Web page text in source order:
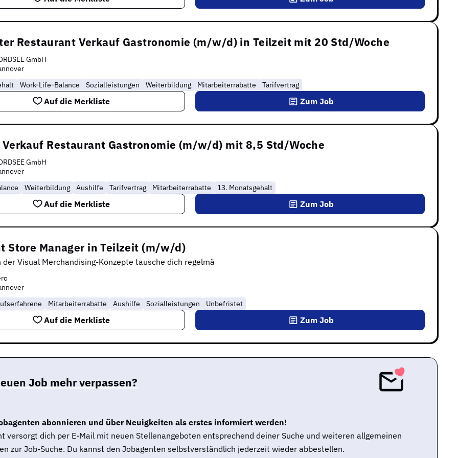
Restaurant Verkauf Gastronomie (m/w/d) in Teilzeit mit 20 Std/Woche
GmbH
Work-Life-Balance Sozialleistungen Weiterbildung Mitarbeiterrabatte Tarifvertrag
Auf die Merkliste Zum Job
Restaurant Gastronomie (m/w/d) mit 8,5 Std/Woche
GmbH
Weiterbildung Aushilfe Tarifvertrag Mitarbeiterrabatte 13. Monatsgehalt
Auf die Merkliste Zum Job
Store Manager in Teilzeit (m/w/d)
Visual Merchandising-Konzepte tausche dich regelmä
Mitarbeiterrabatte Aushilfe Sozialleistungen Unbefristet
Auf die Merkliste Zum Job
Job mehr verpassen?
abonnieren und über Neuigkeiten als erstes informiert werden!
versorgt dich per E-Mail mit neuen Stellenangeboten entsprechend deiner Suche und weiteren allgemeinen
zur Job-Suche. Du kannst den Jobagenten selbstverständlich jederzeit wieder abbestellen.